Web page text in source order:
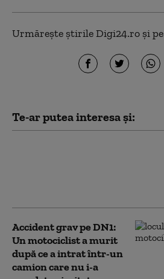
Urmărește știrile Digi24.ro și pe
Te-ar putea interesa și:
Accident grav pe DN1:
Un motociclist a murit
după ce a intrat într-un
camion care nu i-a